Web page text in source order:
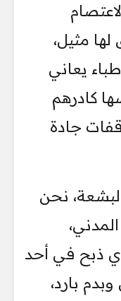
مثيل،
يعاني
كادرهم
جادة
نحن
ذبح في أحد
بارد،